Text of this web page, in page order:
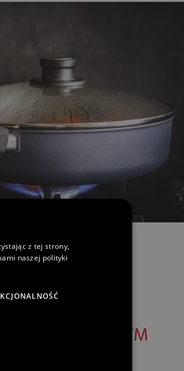
A NIE NUDNYM
z tej strony,
naszej polityki